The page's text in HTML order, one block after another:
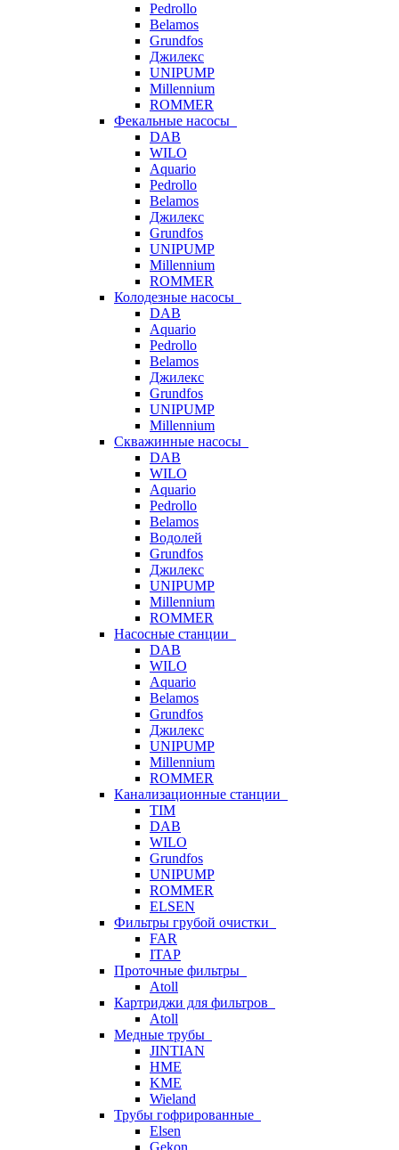
Pedrollo
Belamos
Grundfos
Джилекс
UNIPUMP
Millennium
ROMMER
Фекальные насосы
DAB
WILO
Aquario
Pedrollo
Belamos
Джилекс
Grundfos
UNIPUMP
Millennium
ROMMER
Колодезные насосы
DAB
Aquario
Pedrollo
Belamos
Джилекс
Grundfos
UNIPUMP
Millennium
Скважинные насосы
DAB
WILO
Aquario
Pedrollo
Belamos
Водолей
Grundfos
Джилекс
UNIPUMP
Millennium
ROMMER
Насосные станции
DAB
WILO
Aquario
Belamos
Grundfos
Джилекс
UNIPUMP
Millennium
ROMMER
Канализационные станции
TIM
DAB
WILO
Grundfos
UNIPUMP
ROMMER
ELSEN
Фильтры грубой очистки
FAR
ITAP
Проточные фильтры
Atoll
Картриджи для фильтров
Atoll
Медные трубы
JINTIAN
HME
KME
Wieland
Трубы гофрированные
Elsen
Gekon